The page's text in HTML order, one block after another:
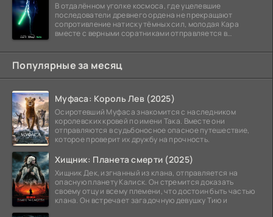
В отдалённом уголке космоса, где уцелевшие
последователи древнего ордена не прекращают
сопротивление натиску тёмных сил, молодая Кара
вместе с верными соратниками отправляется в
Популярные за месяц
Муфаса: Король Лев (2025)
Осиротевший Муфаса знакомится с наследником
королевских кровей по имени Така. Вместе они
отправляются в судьбоносное опасное путешествие,
которое проверит их дружбу на прочность.
Хищник: Планета смерти (2025)
Хищник Дек, изгнанный из клана, отправляется на
опасную планету Калиск. Он стремится доказать
своему отцу и всему племени, что достоин быть частью
клана. Он встречает загадочную девушку Тию и